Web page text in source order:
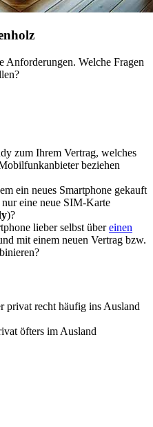
Anforderungen. Welche Fragen
zum Ihrem Vertrag, welches
beziehen
ein neues Smartphone gekauft
eine neue SIM-Karte
)?
lieber selbst übereinen
mit einem neuen Vertrag bzw.
privat recht häufig ins Ausland
öfters im Ausland